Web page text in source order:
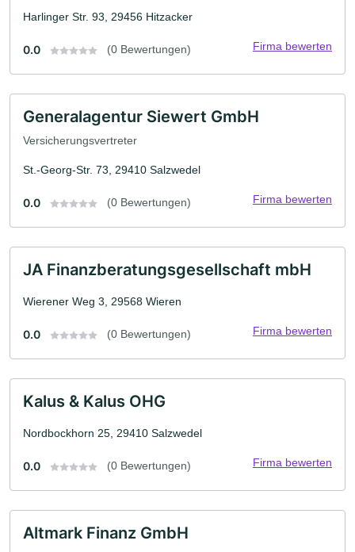
Harlinger Str. 93, 29456 Hitzacker
0.0 (0 Bewertungen) Firma bewerten
Generalagentur Siewert GmbH
Versicherungsvertreter
St.-Georg-Str. 73, 29410 Salzwedel
0.0 (0 Bewertungen) Firma bewerten
JA Finanzberatungsgesellschaft mbH
Wierener Weg 3, 29568 Wieren
0.0 (0 Bewertungen) Firma bewerten
Kalus & Kalus OHG
Nordbockhorn 25, 29410 Salzwedel
0.0 (0 Bewertungen) Firma bewerten
Altmark Finanz GmbH